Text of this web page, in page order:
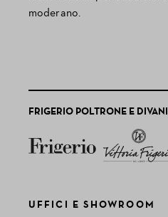
moderano.
FRIGERIO POLTRONE E
UFFICI E SHOWROOM